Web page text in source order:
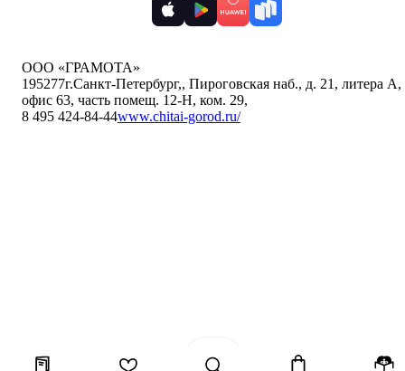
ООО «ГРАМОТА»
195277г.Санкт-Петербург,, Пироговская наб., д. 21, литера А,
офис 63, часть помещ. 12-Н, ком. 29,
8 495 424-84-44www.chitai-gorod.ru/